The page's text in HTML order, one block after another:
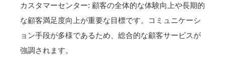
カスタマーセンター: 顧客の全体的な体験向上や長期的
な顧客満足度向上が重要な目標です。コミュニケーシ
ョン手段が多様であるため、総合的な顧客サービスが
強調されます。